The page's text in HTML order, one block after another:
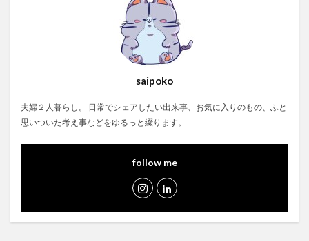
saipoko
夫婦２人暮らし。 日常でシェアしたい出来事、お気に入りのもの、ふと
思いついた考え事などをゆるっと綴ります。
follow me